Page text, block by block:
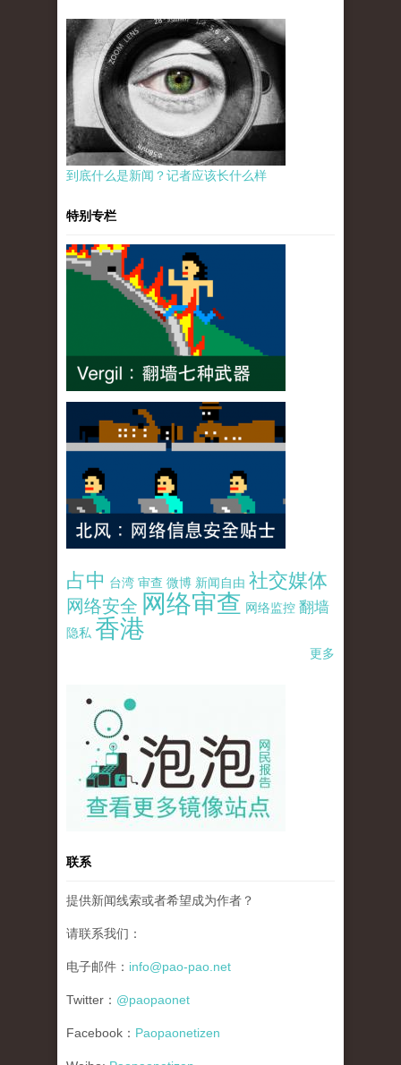
到底什么是新闻？记者应该长什么样
特别专栏
占中 台湾 审查 微博 新闻自由 社交媒体
网络安全 网络审查 网络监控 翻墙
隐私 香港
更多
pao-pao-banner-mirror-site-120814.jpg
联系
提供新闻线索或者希望成为作者？
请联系我们：
电子邮件： info@pao-pao.net
Twitter： @paopaonet
Facebook： Paopaonetizen